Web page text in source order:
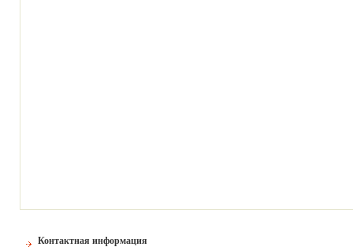
Контактная информация